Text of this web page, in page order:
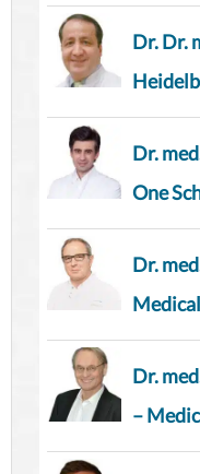
Dr. Dr.
Dr.
One
Dr.
Dr.
–